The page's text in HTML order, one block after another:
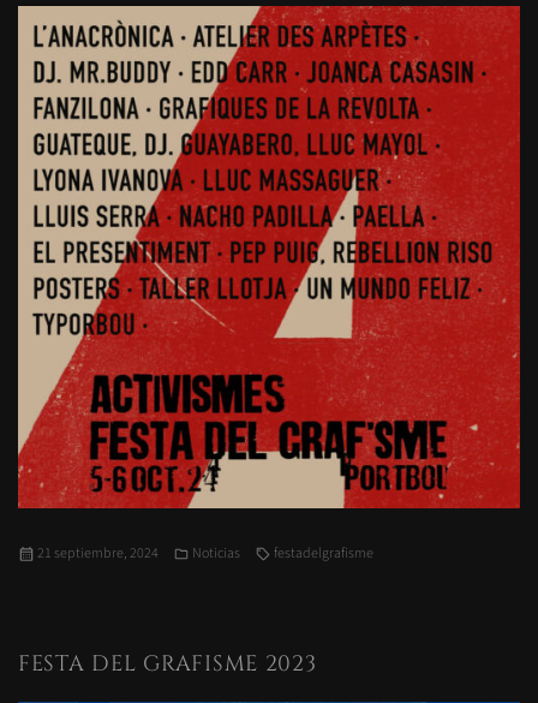
Publicado
21 septiembre, 2024 Categorías
Noticias Etiquetas
festadelgrafisme
FESTA DEL GRAFISME 2023